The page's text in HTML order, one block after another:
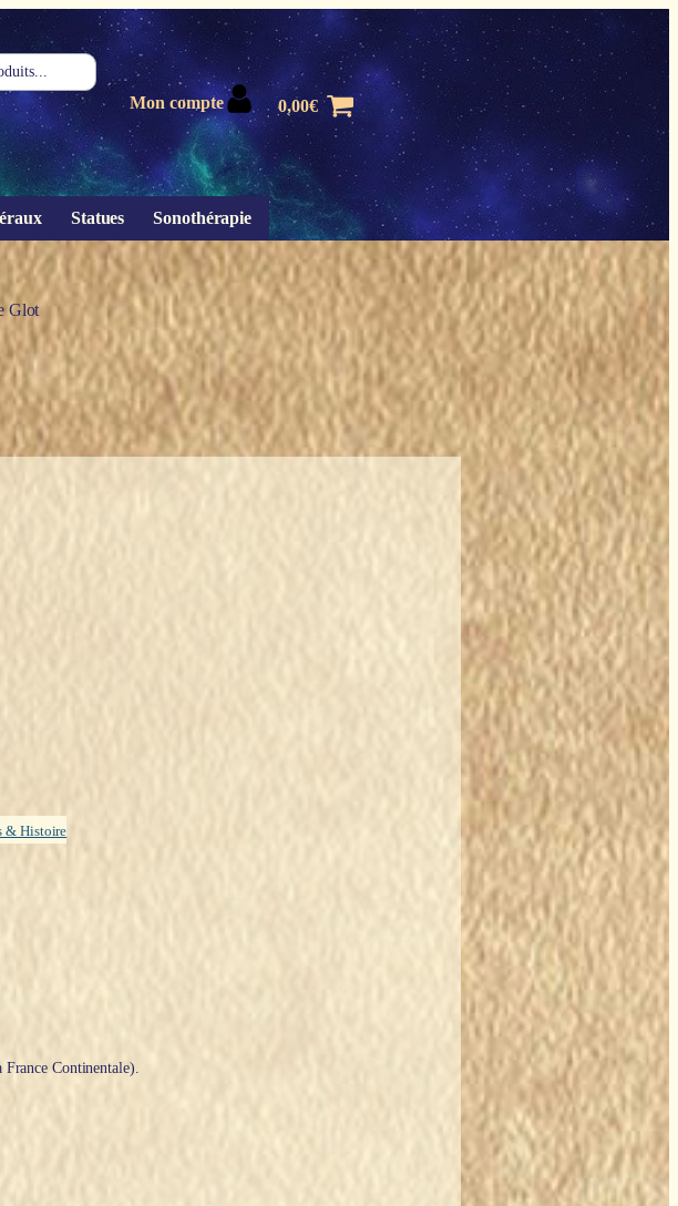
Mon compte 0,00€
Statues Sonothérapie
Glot
& Histoire
Continentale).